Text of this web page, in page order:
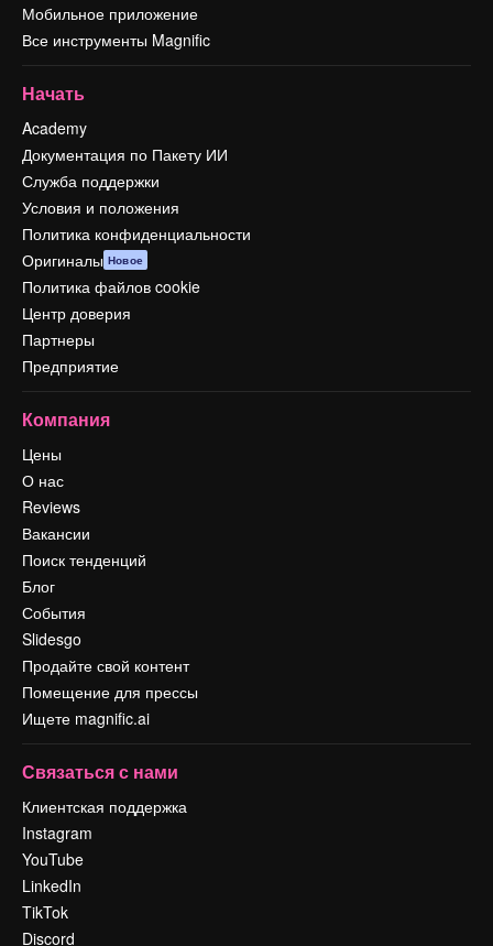
Мобильное приложение
Все инструменты Magnific
Начать
Academy
Документация по Пакету ИИ
Служба поддержки
Условия и положения
Политика конфиденциальности
Оригиналы Новое
Политика файлов cookie
Центр доверия
Партнеры
Предприятие
Компания
Цены
О нас
Reviews
Вакансии
Поиск тенденций
Блог
События
Slidesgo
Продайте свой контент
Помещение для прессы
Ищете magnific.ai
Связаться с нами
Клиентская поддержка
Instagram
YouTube
LinkedIn
TikTok
Discord